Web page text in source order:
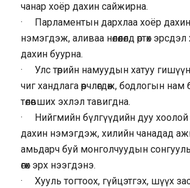
чанар хоёр дахин сайжирна.
· Парламентын дархлаа хоёр дахин
нэмэгдэж, аливаа нөлөөлөлд өртөх
дахин буурна.
· Улс төрийн намуудын хатуу
чиг хандлага өөрчлөгдөж, бодлогын
төлөвших эхлэл тавигдна.
· Нийгмийн бүлгүүдийн дуу хоолой
дахин нэмэгдэж, хилийн чанадад
амьдарч буй монголчуудын
өгөх эрх нээгдэнэ.
· Хууль тогтоох, гүйцэтгэх, шүүх